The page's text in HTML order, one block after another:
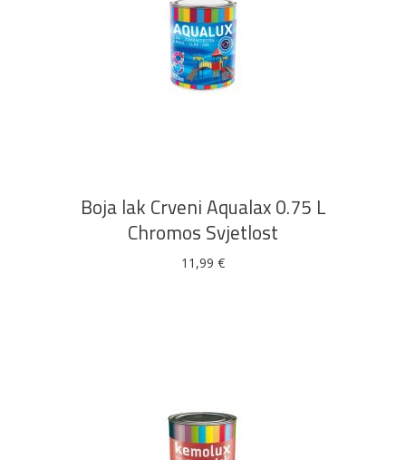
Boja lak Crveni Aqualax 0.75 L
Chromos Svjetlost
11,99 €